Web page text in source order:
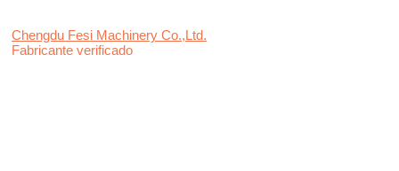
Chengdu Fesi Machinery Co.,Ltd.
Fabricante verificado